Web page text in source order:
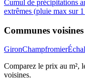
Cumul de précipitations
extrêmes (pluie max sur
Communes voisines
GironChampfromier
Comparez le prix au m²,
voisines.